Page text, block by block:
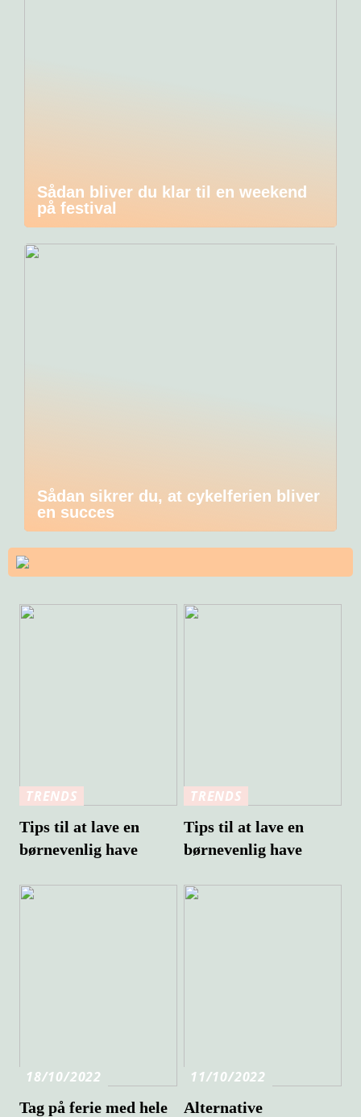
Sådan bliver du klar til en weekend
på festival
Sådan sikrer du, at cykelferien bliver
en succes
TRENDS
Tips til at lave en
børnevenlig have
TRENDS
Tips til at lave en
børnevenlig have
18/10/2022
Tag på ferie med hele
11/10/2022
Alternative